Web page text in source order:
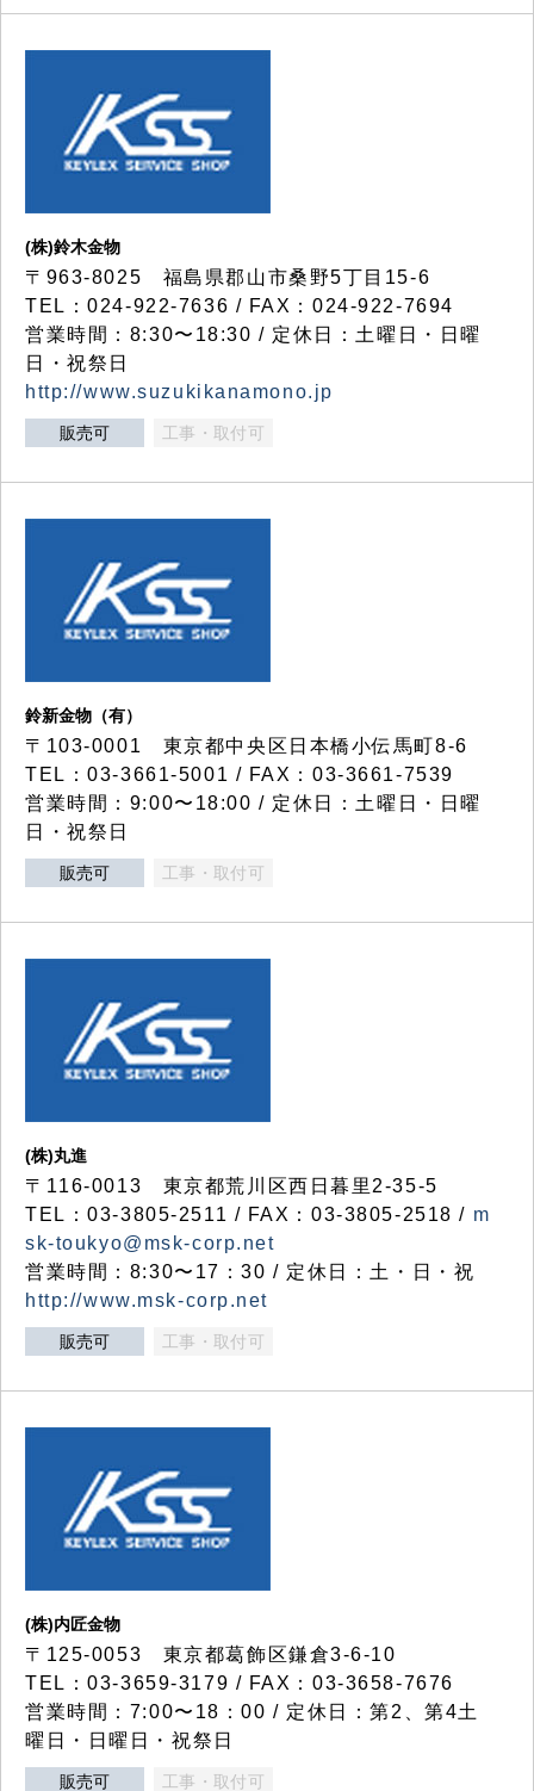
(株)鈴木金物
〒963-8025 福島県郡山市桑野5丁目15-6
TEL：024-922-7636 / FAX：024-922-7694
営業時間：8:30〜18:30 / 定休日：土曜日・日曜
日・祝祭日
http://www.suzukikanamono.jp
販売可 工事・取付可
鈴新金物（有）
〒103-0001 東京都中央区日本橋小伝馬町8-6
TEL：03-3661-5001 / FAX：03-3661-7539
営業時間：9:00〜18:00 / 定休日：土曜日・日曜
日・祝祭日
販売可 工事・取付可
(株)丸進
〒116-0013 東京都荒川区西日暮里2-35-5
TEL：03-3805-2511 / FAX：03-3805-2518 / m
sk-toukyo@msk-corp.net
営業時間：8:30〜17：30 / 定休日：土・日・祝
http://www.msk-corp.net
販売可 工事・取付可
(株)内匠金物
〒125-0053 東京都葛飾区鎌倉3-6-10
TEL：03-3659-3179 / FAX：03-3658-7676
営業時間：7:00〜18：00 / 定休日：第2、第4土
曜日・日曜日・祝祭日
販売可 工事・取付可